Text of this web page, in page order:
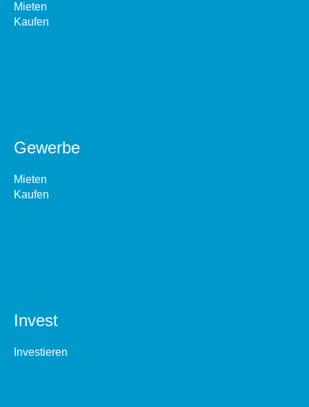
Mieten
Kaufen
Gewerbe
Mieten
Kaufen
Invest
Investieren